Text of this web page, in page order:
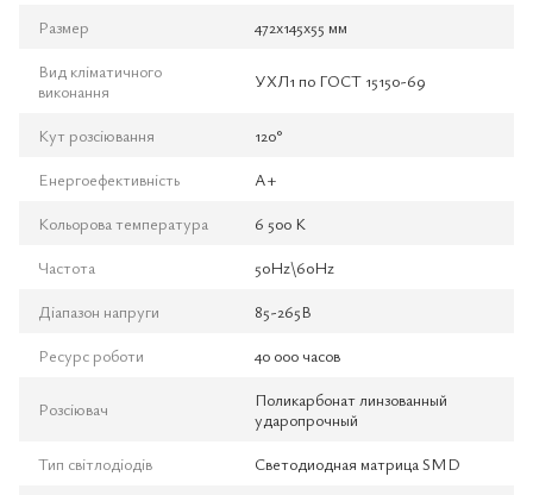
Размер
472x145x55 мм
Вид кліматичного
виконання
УХЛ1 по ГОСТ 15150-69
Кут розсіювання
120°
Енергоефективність
А+
Кольорова температура
6 500 K
Частота
50Hz\60Hz
Діапазон напруги
85-265В
Ресурс роботи
40 000 часов
Розсіювач
Поликарбонат линзованный
ударопрочный
Тип світлодіодів
Светодиодная матрица SMD